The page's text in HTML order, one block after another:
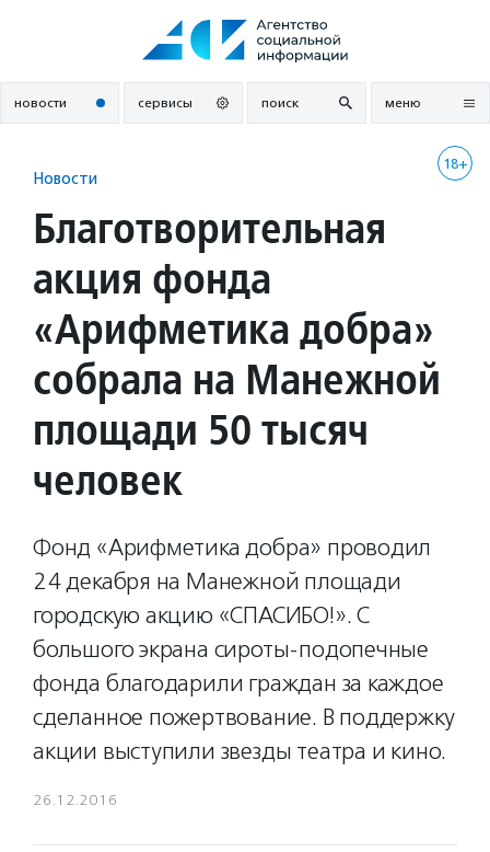
новости сервисы поиск меню
18+
Новости
Благотворительная
акция фонда
«Арифметика добра»
собрала на Манежной
площади 50 тысяч
человек
Фонд «Арифметика добра» проводил
24 декабря на Манежной площади
городскую акцию «СПАСИБО!». С
большого экрана сироты-подопечные
фонда благодарили граждан за каждое
сделанное пожертвование. В поддержку
акции выступили звезды театра и кино.
26.12.2016